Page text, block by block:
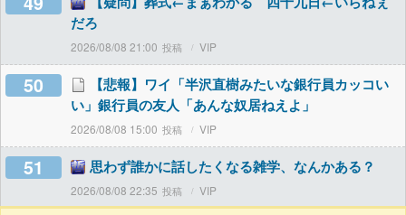
だろ
2026/08/08 21:00 VIP
50
【悲報】ワイ「半沢直樹みたいな銀行員カッコい
い」銀行員の友人「あんな奴居ねえよ」
2026/08/08 15:00 VIP
51 思わず誰かに話したくなる雑学、なんかある？
2026/08/08 22:35 VIP